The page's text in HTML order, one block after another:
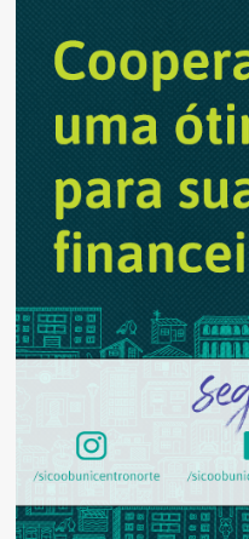
Academia
Mundial
Letras
da